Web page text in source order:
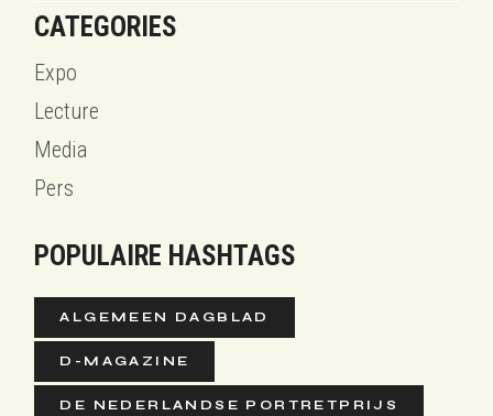
CATEGORIES
Expo
Lecture
Media
Pers
POPULAIRE HASHTAGS
ALGEMEEN DAGBLAD
D-MAGAZINE
DE NEDERLANDSE PORTRETPRIJS